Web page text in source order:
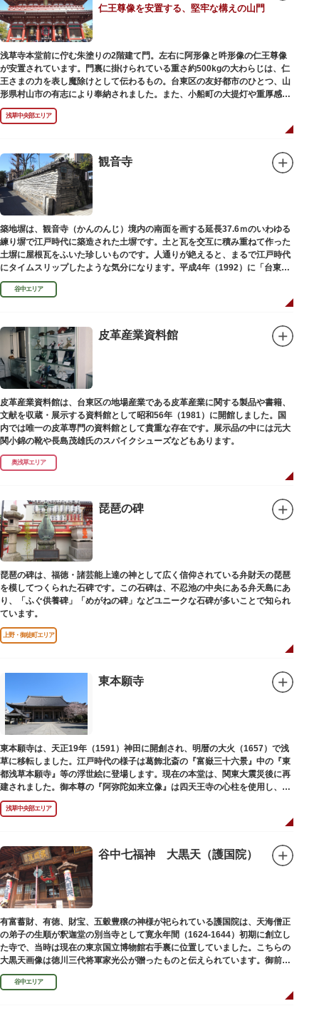
仁王尊像を安置する、堅牢な構えの山門
浅草寺本堂前に佇む朱塗りの2階建て門。左右に阿形像と吽形像の仁王尊像
が安置されています。門裏に掛けられている重さ約500kgの大わらじは、仁
王さまの力を表し魔除けとして伝わるもの。台東区の友好都市のひとつ、山
形県村山市の有志により奉納されました。また、小船町の大提灯や重厚感あ
ふれる吊灯篭も存在感を放ち、参拝客を迎えてくれます。
宝蔵門は、平安時代、武蔵守に任命された平公雅（たいらのきみまさ）によ
在の門は1964年にホテルニューオオタニ創始者・大谷米太郎の寄進により本
瓦葺きで再建された（2007年チタン瓦に葺き替え）楼門です。上層部には仏
教の経典である『元版⼀切経（げんばんいっさいきょう）』や寺宝が収蔵さ
れています。
浅草中央部エリア
観音寺
築地塀は、観音寺（かんのんじ）境内の南面を画する延長37.6ｍのいわゆる
練り塀で江戸時代に築造された土塀です。土と瓦を交互に積み重ねて作った
土塀に屋根瓦をふいた珍しいものです。人通りが絶えると、まるで江戸時代
にタイムスリップしたような気分になります。平成4年（1992）に「台東区
まちかど賞」を受賞しました。
谷中エリア
皮革産業資料館
皮革産業資料館は、台東区の地場産業である皮革産業に関する製品や書籍、
文献を収蔵・展示する資料館として昭和56年（1981）に開館しました。国
内では唯一の皮革専門の資料館として貴重な存在です。展示品の中には元大
関小錦の靴や長島茂雄氏のスパイクシューズなどもあります。
奥浅草エリア
琵琶の碑
琵琶の碑は、福徳・諸芸能上達の神として広く信仰されている弁財天の琵琶
を模してつくられた石碑です。この石碑は、不忍池の中央にある弁天島にあ
り、「ふぐ供養碑」「めがねの碑」などユニークな石碑が多いことで知られ
ています。
上野・御徒町エリア
東本願寺
東本願寺は、天正19年（1591）神田に開創され、明暦の大火（1657）で浅
草に移転しました。江戸時代の様子は葛飾北斎の『富嶽三十六景』中の『東
都浅草本願寺』等の浮世絵に登場します。現在の本堂は、関東大震災後に再
建されました。御本尊の『阿弥陀如来立像』は四天王寺の心柱を使用し、嘉
禄2年（1226）頃の作と伝わっています。また、梵鐘は寛永7年（1630）以
後のものと推定され、都内に現存する梵鐘の中では有数の風格を誇り、毎年
浅草中央部エリア
谷中七福神 大黒天（護国院）
有富蓄財、有徳、財宝、五穀豊穣の神様が祀られている護国院は、天海僧正
の弟子の生順が釈迦堂の別当寺として寛永年間（1624-1644）初期に創立し
た寺で、当時は現在の東京国立博物館右手裏に位置していました。こちらの
大黒天画像は徳川三代将軍家光公が贈ったものと伝えられています。御前立
の大黒天木像は台東区文化財に指定されています。
谷中エリア